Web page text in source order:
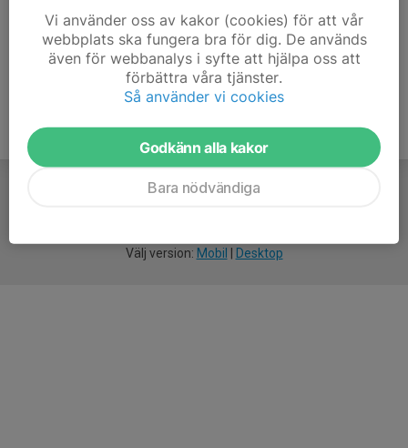
Välj version: Mobil Desktop
Vi använder oss av kakor (cookies) för att vår
webbplats ska fungera bra för dig. De används
även för webbanalys i syfte att hjälpa oss att
förbättra våra tjänster.
Så använder vi cookies
Godkänn alla kakor
Bara nödvändiga